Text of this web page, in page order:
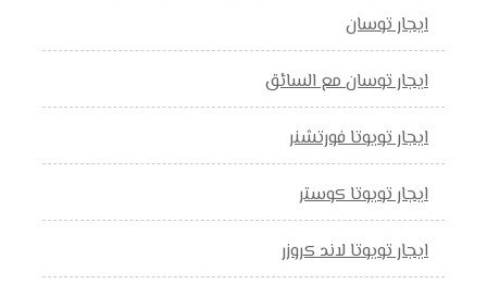
ايجار توسان
ايجار توسان مع السائق
ايجار تويوتا فورتشنر
ايجار تويوتا كوستر
ايجار تويوتا لاند كروزر